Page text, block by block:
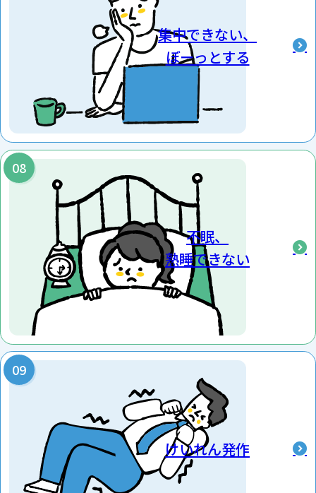
集中できない、
ぼーっとする
不眠、
熟睡できない
けいれん発作